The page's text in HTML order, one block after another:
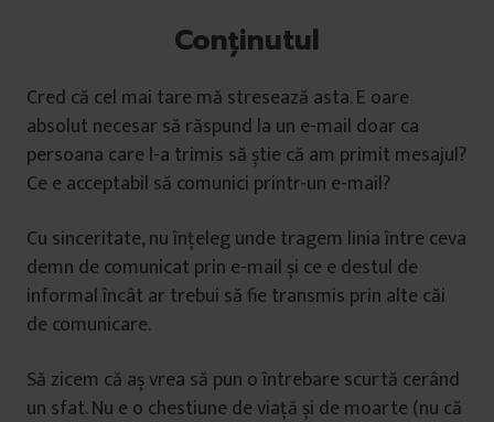
Conținutul
Cred că cel mai tare mă stresează asta. E oare
absolut necesar să răspund la un e-mail doar ca
persoana care l-a trimis să știe că am primit mesajul?
Ce e acceptabil să comunici printr-un e-mail?
Cu sinceritate, nu înțeleg unde tragem linia între ceva
demn de comunicat prin e-mail și ce e destul de
informal încât ar trebui să fie transmis prin alte căi
de comunicare.
Să zicem că aș vrea să pun o întrebare scurtă cerând
un sfat. Nu e o chestiune de viață și de moarte (nu că